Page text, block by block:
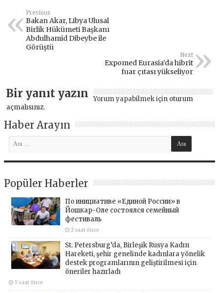
Previous
Bakan Akar, Libya Ulusal
Birlik Hükümeti Başkanı
Abdulhamid Dibeybe ile
Görüştü
Next
Expomed Eurasia’da hibrit
fuar çıtası yükseliyor
Bir yanıt yazın Yorum yapabilmek için oturum
açmalısınız.
Haber Arayın
Popüler Haberler
По инициативе «Единой России» в
Йошкар-Оле состоялся семейный
фестиваль
2 saat önce
St. Petersburg’da, Birleşik Rusya Kadın
Hareketi, şehir genelinde kadınlara yönelik
destek programlarının geliştirilmesi için
öneriler hazırladı
5 saat önce